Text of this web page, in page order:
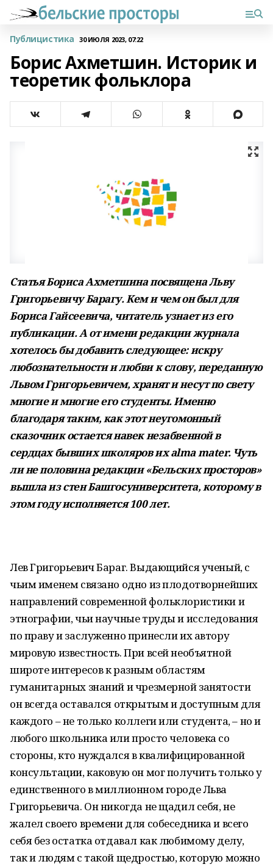
Публицистика 30 ИЮЛЯ 2023, 07:22
Борис Ахметшин. Историк и
теоретик фольклора
Статья Бориса Ахметшина посвящена Льву
Григорьевичу Барагу. Кем и чем он был для
Бориса Гайсеевича, читатель узнает из его
публикации. А от имени редакции журнала
хотелось бы добавить следующее: искру
любознательности и любви к слову, переданную
Львом Григорьевичем, хранят и несут по свету
многие и многие его студенты. Именно
благодаря таким, как этот неугомонный
сказочник остается навек незабвенной в
сердцах бывших школяров ихalmamater. Чуть
ли не половина редакции «Бельских просторов»
вышла из стен Башгосуниверситета, которому в
этом году исполняется 100 лет.
Лев Григорьевич Бараг. Выдающийся ученый, с
чьим именем связано одно из плодотворнейших
на­правлений современной фольклористики и
этнографии, чьи научные труды и исследова­ния
по праву и заслуженно принесли их ав­тору
мировую известность. При всей необъятной
широте интере­сов к разным областям
гуманитарных знаний и чрезмерной занятости
он всегда оставался от­крытым и доступным для
каждого – не только коллеги или студента, – но и
любого школь­ника или просто человека со
стороны, кто нуждался в квалифицированной
консульта­ции, каковую он мог получить только у
един­ственного в миллионном городе Льва
Григорь­евича. Он никогда не щадил себя, не
жалел своего времени для собеседника и всего
себя без остатка отдавал как любимому делу,
так и людям с такой щедростью, которую можно